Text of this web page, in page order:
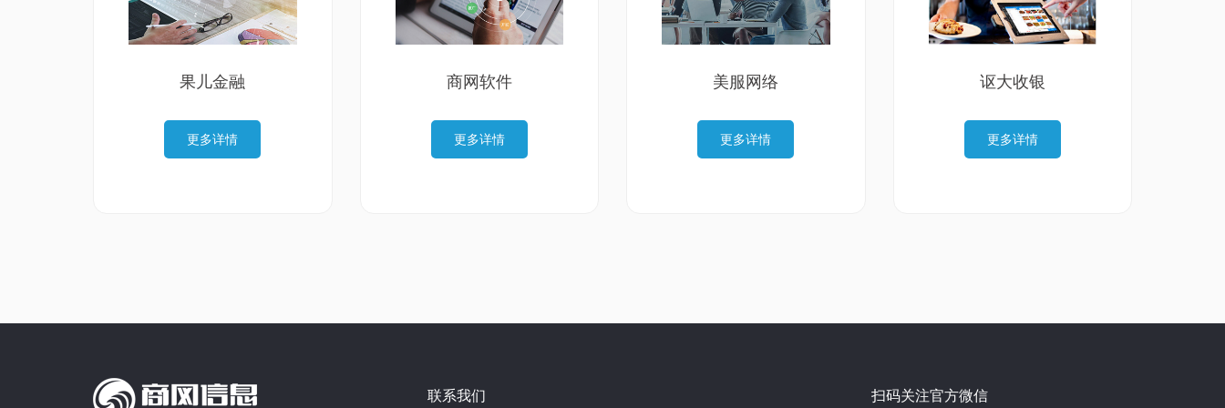
果儿金融
更多详情
商网软件
更多详情
美服网络
更多详情
讴大收银
更多详情
联系我们 扫码关注官方微信